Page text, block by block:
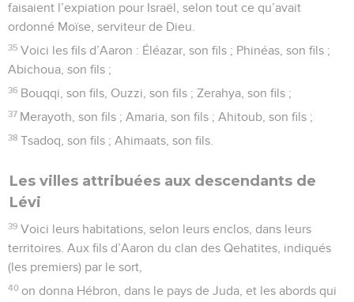
faisaient l’expiation pour Israël, selon tout ce qu’avait
ordonné Moïse, serviteur de Dieu.
35 Voici les fils d’Aaron : Éléazar, son fils ; Phinéas, son fils ;
Abichoua, son fils ;
36 Bouqqi, son fils, Ouzzi, son fils ; Zerahya, son fils ;
37 Merayoth, son fils ; Amaria, son fils ; Ahitoub, son fils ;
38 Tsadoq, son fils ; Ahimaats, son fils.
Les villes attribuées aux descendants de
Lévi
39 Voici leurs habitations, selon leurs enclos, dans leurs
territoires. Aux fils d’Aaron du clan des Qehatites, indiqués
(les premiers) par le sort,
40 on donna Hébron, dans le pays de Juda, et les abords qui